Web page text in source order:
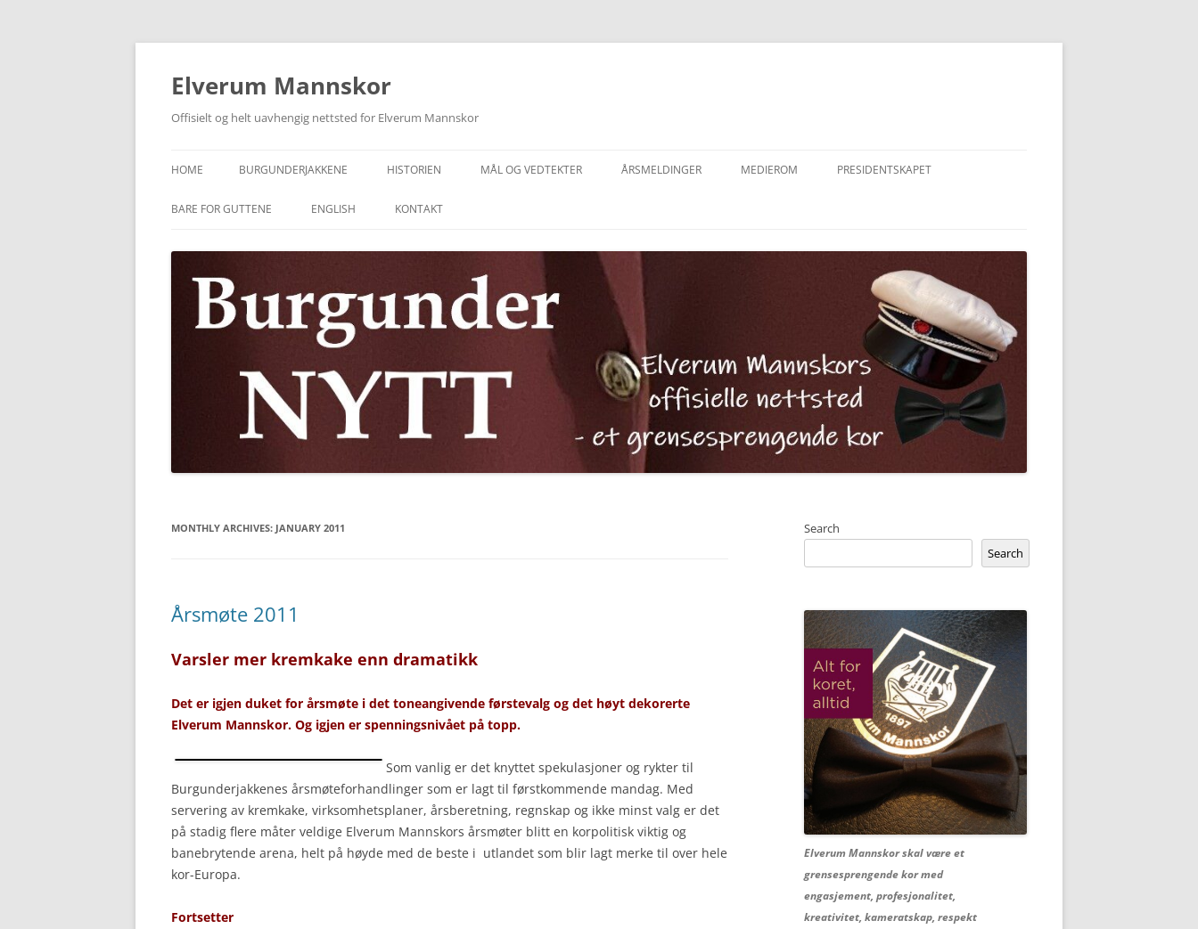
Skip
content
Elverum Mannskor
Offisielt og helt uavhengig nettsted for Elverum Mannskor
HOME BURGUNDERJAKKENE HISTORIEN MÅL OG VEDTEKTER ÅRSMELDINGER MEDIEROM PRESIDENTSKAPET
BARE FOR GUTTENE ENGLISH KONTAKT
MONTHLY ARCHIVES: JANUARY 2011
Årsmøte 2011
Varsler mer kremkake enn dramatikk
Det er igjen duket for årsmøte i det toneangivende førstevalg og det høyt dekorerte
Elverum Mannskor. Og igjen er spenningsnivået på topp.
Som vanlig er det knyttet spekulasjoner og rykter til
Burgunderjakkenes årsmøteforhandlinger som er lagt til førstkommende mandag. Med
servering av kremkake, virksomhetsplaner, årsberetning, regnskap og ikke minst valg er det
på stadig flere måter veldige Elverum Mannskors årsmøter blitt en korpolitisk viktig og
banebrytende arena, helt på høyde med de beste i utlandet som blir lagt merke til over hele
kor-Europa.
Fortsetter
Search
Search
Elverum Mannskor skal være et
grensesprengende kor med
engasjement, profesjonalitet,
kreativitet, kameratskap, respekt